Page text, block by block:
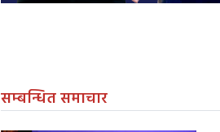
सम्बन्धित समाचार